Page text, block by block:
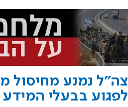
צה"ל נמנע מחיסול
לפגוע בבעלי המידע